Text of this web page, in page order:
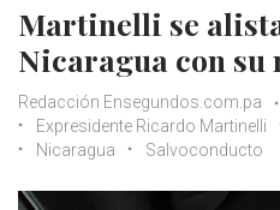
Martinelli se
Nicaragua con su
Redacción Ensegundos.com.pa
Expresidente Ricardo Martinelli
Nicaragua
Salvoconducto